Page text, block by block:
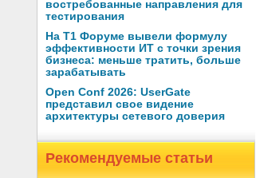
востребованные направления для
тестирования
На Т1 Форуме вывели формулу
эффективности ИТ с точки зрения
бизнеса: меньше тратить, больше
зарабатывать
Open Conf 2026: UserGate
представил свое видение
архитектуры сетевого доверия
Рекомендуемые статьи